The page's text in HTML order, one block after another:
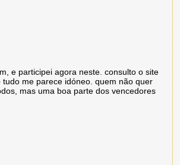
e participei agora neste. consulto o site
me parece idóneo. quem não quer
mas uma boa parte dos vencedores